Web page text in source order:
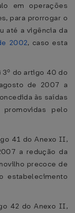
em operações
para prorrogar o
até a vigência da
2002, caso esta
3º do artigo 40 do
de 2007 a
às saídas
pelo
41 do Anexo II,
a redução da
precoce de
estabelecimento
42 do Anexo II,